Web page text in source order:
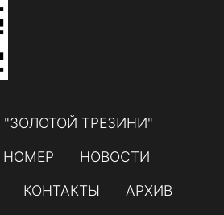
"ЗОЛОТОЙ ТРЕЗИНИ"
НОВОСТИ
КОНТАКТЫ
АРХИВ